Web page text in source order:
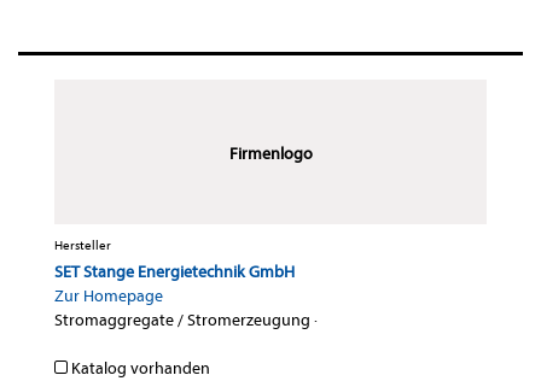
Firmenlogo
Hersteller
SET Stange Energietechnik GmbH
Zur Homepage
Stromaggregate / Stromerzeugung ·
Katalog vorhanden